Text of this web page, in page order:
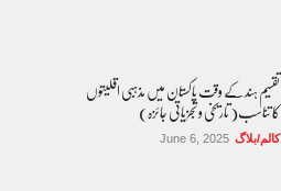
تقسیم ہند کے وقت پاکستان میں مذہبی اقلیتوں
کا تناسب( تاریخی و تجزیاتی جائزہ)
کالم/بلاگ June 6, 2025